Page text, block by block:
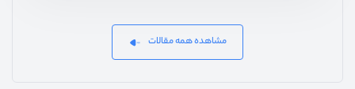
مشاهده همه مقالات